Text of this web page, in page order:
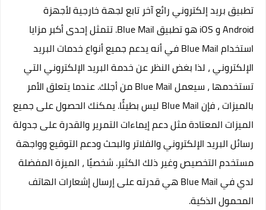
تطبيق بريد إلكتروني رائع آخر تابع لجهة خارجية لأجهزة
Android و iOS هو تطبيق Blue Mail. تتمثل إحدى أكبر مزايا
استخدام Blue Mail في أنه يدعم جميع أنواع خدمات البريد
الإلكتروني ، لذا بغض النظر عن خدمة البريد الإلكتروني التي
تستخدمها ، سيعمل Blue Mail من أجلك. عندما يتعلق الأمر
بالميزات ، فإن Blue Mail ليس بطيئًا. يمكنك الحصول على جميع
الميزات المعتادة مثل دعم إيماءات التمرير والقدرة على جدولة
رسائل البريد الإلكتروني والفلاتر والبحث ودعم التوقيع وواجهة
مستخدم التخصيص وغير ذلك الكثير. شخصيًا ، الميزة المفضلة
لدي في Blue Mail هي قدرته على إرسال إشعارات الهاتف
المحمول الذكية.